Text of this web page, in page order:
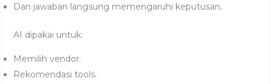
Dan jawaban langsung memengaruhi keputusan.
AI dipakai untuk:
Memilih vendor.
Rekomendasi tools.